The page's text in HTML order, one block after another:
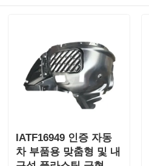
품질 관리
뉴스
IATF16949 인증 자동
차 부품용 맞춤형 및 내